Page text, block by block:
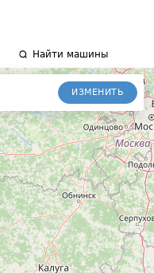
Найти машины
ИЗМЕНИТЬ